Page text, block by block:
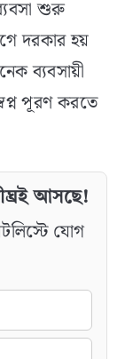
শুরু
দরকার হয়
ব্যবসায়ী
পূরণ করতে
আসছে!
যোগ